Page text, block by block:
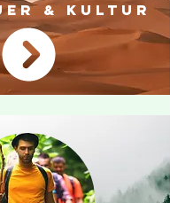
& KULTUR